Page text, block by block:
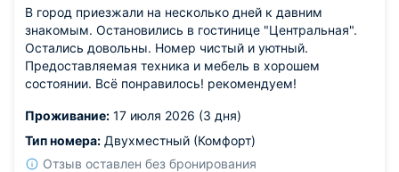
В город приезжали на несколько дней к давним
знакомым. Остановились в гостинице "Центральная".
Остались довольны. Номер чистый и уютный.
Предоставляемая техника и мебель в хорошем
состоянии. Всё понравилось! рекомендуем!
Проживание: 17 июля 2026 (3 дня)
Тип номера: Двухместный (Комфорт)
Отзыв оставлен без бронирования